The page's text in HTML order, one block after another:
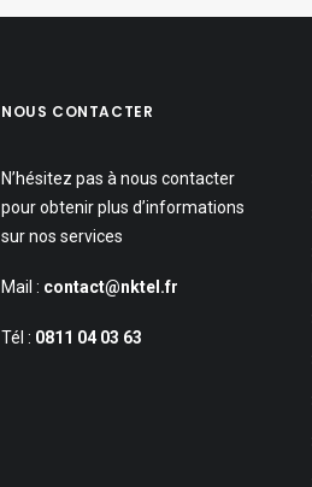
NOUS CONTACTER
N’hésitez pas à nous contacter
pour obtenir plus d’informations
sur nos services
Mail : contact@nktel.fr
Tél : 0811 04 03 63